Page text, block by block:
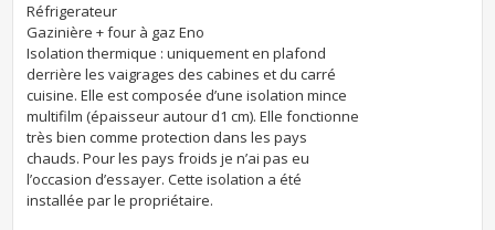
Réfrigerateur
Gazinière + four à gaz Eno
Isolation thermique : uniquement en plafond
derrière les vaigrages des cabines et du carré
cuisine. Elle est composée d’une isolation mince
multifilm (épaisseur autour d1 cm). Elle fonctionne
très bien comme protection dans les pays
chauds. Pour les pays froids je n’ai pas eu
l’occasion d’essayer. Cette isolation a été
installée par le propriétaire.